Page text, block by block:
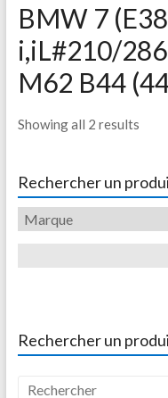
BMW 7
i,iL#210/
M62 B44
Showing all 2 results
Rechercher un
Rechercher un